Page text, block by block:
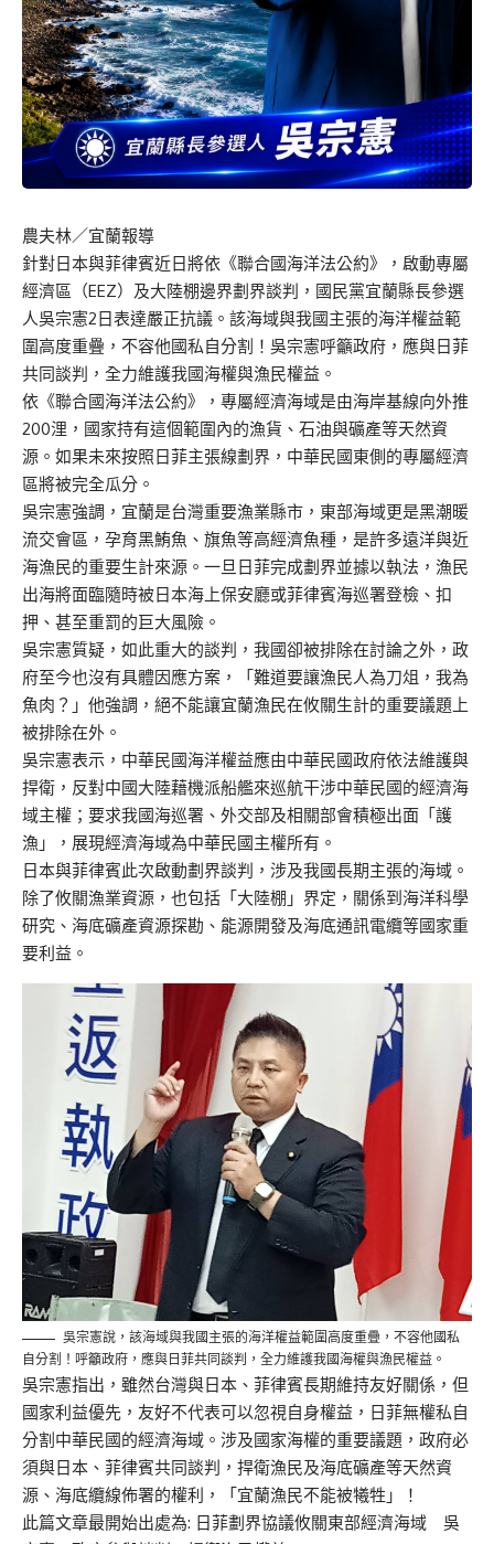
農夫林／宜蘭報導
針對日本與菲律賓近日將依《聯合國海洋法公約》，啟動專屬
經濟區（EEZ）及大陸棚邊界劃界談判，國民黨宜蘭縣長參選
人吳宗憲2日表達嚴正抗議。該海域與我國主張的海洋權益範
圍高度重疊，不容他國私自分割！吳宗憲呼籲政府，應與日菲
共同談判，全力維護我國海權與漁民權益。
依《聯合國海洋法公約》，專屬經濟海域是由海岸基線向外推
200浬，國家持有這個範圍內的漁貨、石油與礦產等天然資
源。如果未來按照日菲主張線劃界，中華民國東側的專屬經濟
區將被完全瓜分。
吳宗憲強調，宜蘭是台灣重要漁業縣市，東部海域更是黑潮暖
流交會區，孕育黑鮪魚、旗魚等高經濟魚種，是許多遠洋與近
海漁民的重要生計來源。一旦日菲完成劃界並據以執法，漁民
出海將面臨隨時被日本海上保安廳或菲律賓海巡署登檢、扣
押、甚至重罰的巨大風險。
吳宗憲質疑，如此重大的談判，我國卻被排除在討論之外，政
府至今也沒有具體因應方案，「難道要讓漁民人為刀俎，我為
魚肉？」他強調，絕不能讓宜蘭漁民在攸關生計的重要議題上
被排除在外。
吳宗憲表示，中華民國海洋權益應由中華民國政府依法維護與
捍衛，反對中國大陸藉機派船艦來巡航干涉中華民國的經濟海
域主權；要求我國海巡署、外交部及相關部會積極出面「護
漁」，展現經濟海域為中華民國主權所有。
日本與菲律賓此次啟動劃界談判，涉及我國長期主張的海域。
除了攸關漁業資源，也包括「大陸棚」界定，關係到海洋科學
研究、海底礦產資源探勘、能源開發及海底通訊電纜等國家重
要利益。
吳宗憲說，該海域與我國主張的海洋權益範圍高度重疊，不容他國私
自分割！呼籲政府，應與日菲共同談判，全力維護我國海權與漁民權益。
吳宗憲指出，雖然台灣與日本、菲律賓長期維持友好關係，但
國家利益優先，友好不代表可以忽視自身權益，日菲無權私自
分割中華民國的經濟海域。涉及國家海權的重要議題，政府必
須與日本、菲律賓共同談判，捍衛漁民及海底礦產等天然資
源、海底纜線佈署的權利，「宜蘭漁民不能被犧牲」！
此篇文章最開始出處為: 日菲劃界協議攸關東部經濟海域 吳